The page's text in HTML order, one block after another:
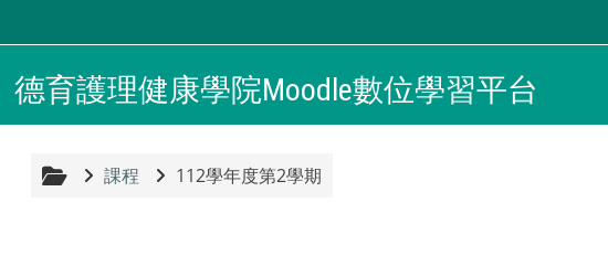
德育護理健康學院Moodle數位學習平台
課程 112學年度第2學期